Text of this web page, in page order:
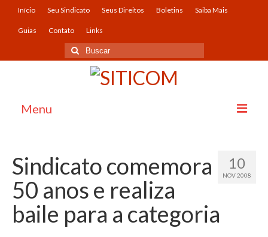
Início Seu Sindicato Seus Direitos Boletins Saiba Mais
Guias Contato Links
Menu
Seu Sindicato
O Sindicato
História
10
NOV 2008
Sindicato comemora
50 anos e realiza
baile para a categoria